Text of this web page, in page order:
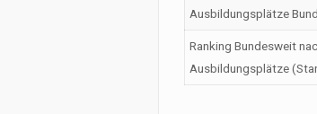
Ausbildungsplätze
Ranking Bundesweit
Ausbildungsplätze